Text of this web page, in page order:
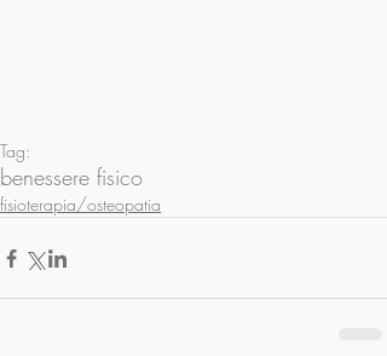
Tag:
benessere fisico
fisioterapia/osteopatia